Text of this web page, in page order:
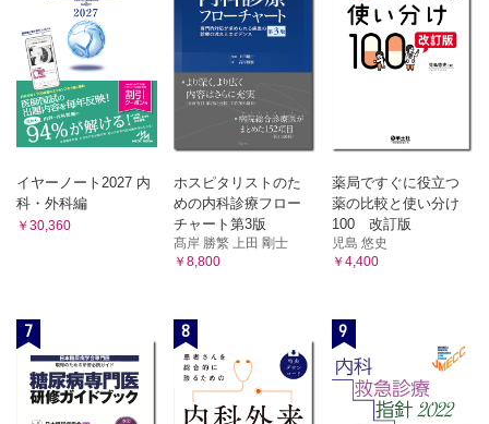
イヤーノート2027 内
科・外科編
￥30,360
ホスピタリストのた
めの内科診療フロー
チャート第3版
髙岸 勝繁 上田 剛士
￥8,800
薬局ですぐに役立つ
薬の比較と使い分け
100 改訂版
児島 悠史
￥4,400
7 8 9